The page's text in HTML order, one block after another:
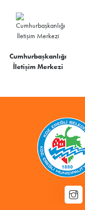
Cumhurbaşkanlığı
İletişim Merkezi